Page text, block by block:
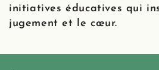
initiatives éducatives qui
jugement et le cœur.